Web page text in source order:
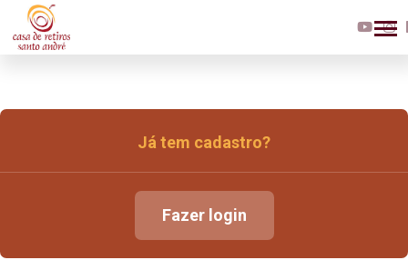
Já tem cadastro?
Fazer login